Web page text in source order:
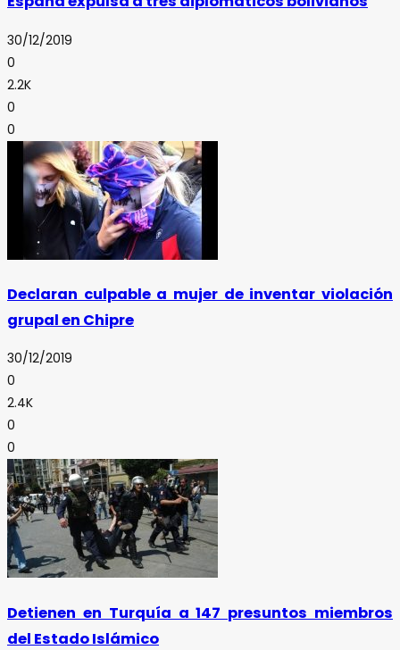
30/12/2019
0
2.2K
0
0
Declaran culpable a mujer de inventar violación
grupal en Chipre
30/12/2019
0
2.4K
0
0
Detienen en Turquía a 147 presuntos miembros
del Estado Islámico